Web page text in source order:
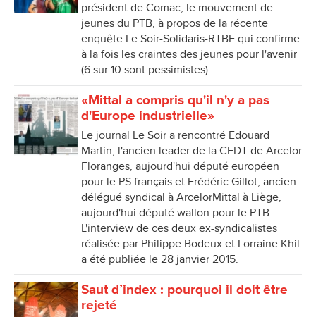
président de Comac, le mouvement de
jeunes du PTB, à propos de la récente
enquête Le Soir-Solidaris-RTBF qui confirme
à la fois les craintes des jeunes pour l'avenir
(6 sur 10 sont pessimistes).
«Mittal a compris qu'il n'y a pas
d'Europe industrielle»
Le journal Le Soir a rencontré Edouard
Martin, l'ancien leader de la CFDT de Arcelor
Floranges, aujourd'hui député européen
pour le PS français et Frédéric Gillot, ancien
délégué syndical à ArcelorMittal à Liège,
aujourd'hui député wallon pour le PTB.
L'interview de ces deux ex-syndicalistes
réalisée par Philippe Bodeux et Lorraine Khil
a été publiée le 28 janvier 2015.
Saut d’index : pourquoi il doit être
rejeté